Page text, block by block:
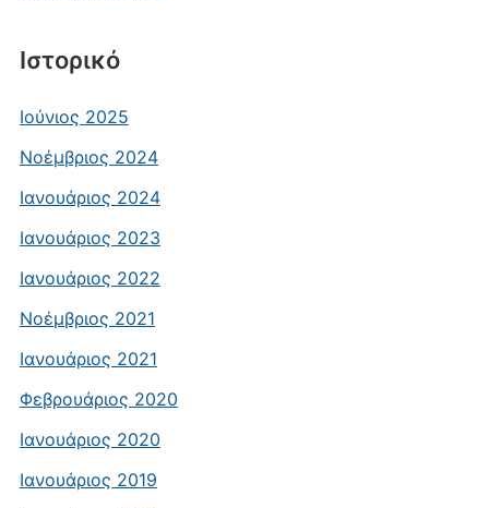
Ιστορικό
Ιούνιος 2025
Νοέμβριος 2024
Ιανουάριος 2024
Ιανουάριος 2023
Ιανουάριος 2022
Νοέμβριος 2021
Ιανουάριος 2021
Φεβρουάριος 2020
Ιανουάριος 2020
Ιανουάριος 2019